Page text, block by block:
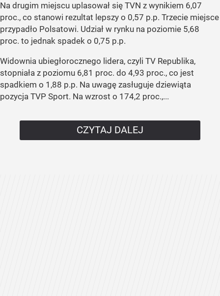
Na drugim miejscu uplasował się TVN z wynikiem 6,07
proc., co stanowi rezultat lepszy o 0,57 p.p. Trzecie miejsce
przypadło Polsatowi. Udział w rynku na poziomie 5,68
proc. to jednak spadek o 0,75 p.p.
Widownia ubiegłorocznego lidera, czyli TV Republika,
stopniała z poziomu 6,81 proc. do 4,93 proc., co jest
spadkiem o 1,88 p.p. Na uwagę zasługuje dziewiąta
pozycja TVP Sport. Na wzrost o 174,2 proc.,...
CZYTAJ DALEJ